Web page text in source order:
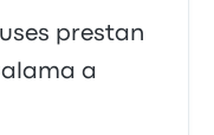
prestan
a